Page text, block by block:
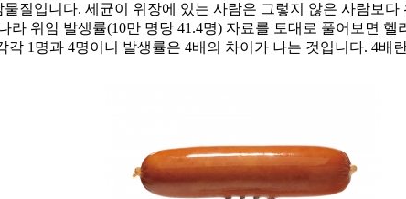
질입니다. 세균이 위장에 있는 사람은 그렇지 않은 사람보
위암 발생률(10만 명당 41.4명) 자료를 토대로 풀어보면
1명과 4명이니 발생률은 4배의 차이가 나는 것입니다. 4배